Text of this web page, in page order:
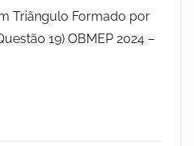
Triângulo Formado por
19) OBMEP 2024 –